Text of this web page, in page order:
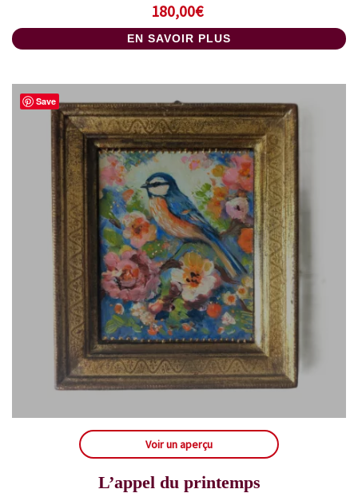
180,00€
EN SAVOIR PLUS
Save
Voir un aperçu
L’appel du printemps